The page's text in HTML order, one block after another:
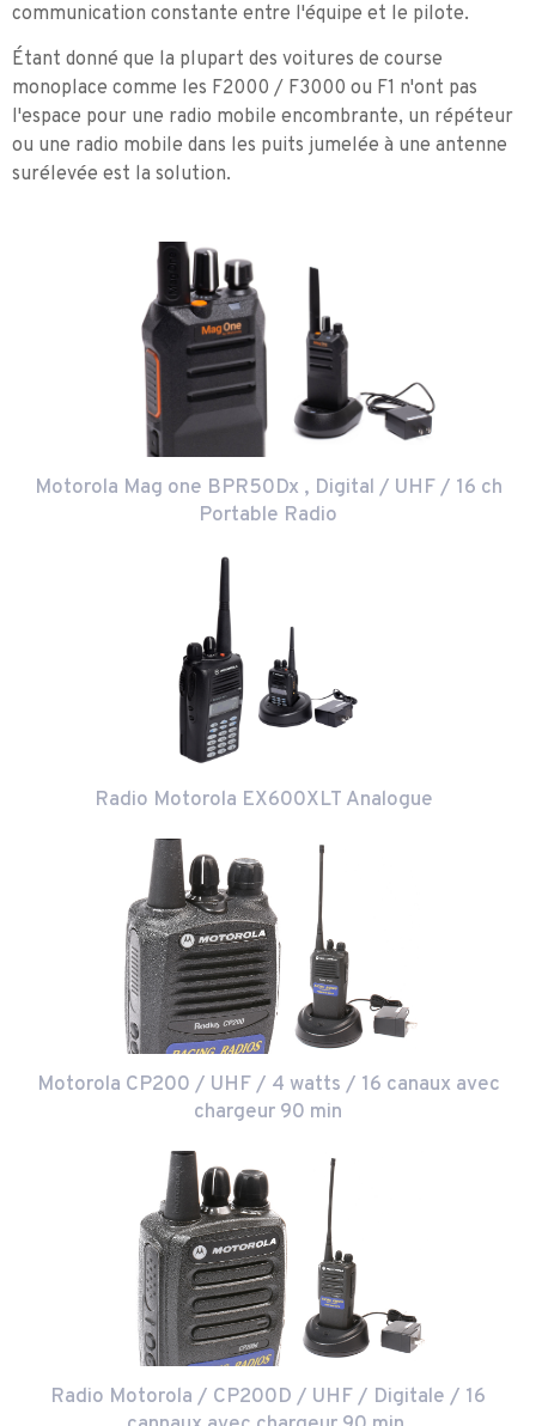
communication constante entre l'équipe et le pilote.
Étant donné que la plupart des voitures de course
monoplace comme les F2000 / F3000 ou F1 n'ont pas
l'espace pour une radio mobile encombrante, un répéteur
ou une radio mobile dans les puits jumelée à une antenne
surélevée est la solution.
Motorola Mag one BPR50Dx , Digital / UHF / 16 ch
Portable Radio
Radio Motorola EX600XLT Analogue
Motorola CP200 / UHF / 4 watts / 16 canaux avec
chargeur 90 min
Radio Motorola / CP200D / UHF / Digitale / 16